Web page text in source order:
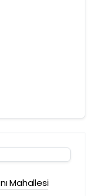
Mahallesi